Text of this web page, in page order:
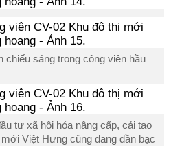
chiếu sáng trong công viên hầu
tư xã hội hóa nâng cấp, cải tạo
Việt Hưng cũng đang dần bạc